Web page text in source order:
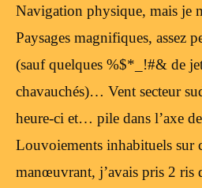
Navigation physique, mais je
Paysages magnifiques, assez
(sauf quelques %$*_!#& de
chavauchés)… Vent secteur
heure-ci et… pile dans l’axe
Louvoiements inhabituels sur
manœuvrant, j’avais pris 2 ris